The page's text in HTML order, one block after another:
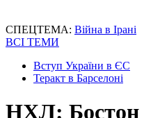
СПЕЦТЕМА: Війна в Ірані
ВСІ ТЕМИ
Вступ України в ЄС
Теракт в Барселоні
НХЛ: Бостон